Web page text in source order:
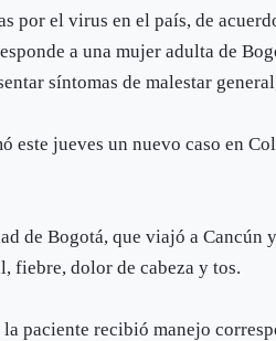
por el virus en el país, de
a una mujer adulta de
síntomas de malestar
este jueves un nuevo caso en
de Bogotá, que viajó a Cancún
fiebre, dolor de cabeza y tos.
paciente recibió manejo